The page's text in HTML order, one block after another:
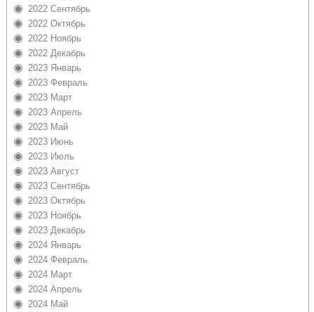
2022 Сентябрь
2022 Октябрь
2022 Ноябрь
2022 Декабрь
2023 Январь
2023 Февраль
2023 Март
2023 Апрель
2023 Май
2023 Июнь
2023 Июль
2023 Август
2023 Сентябрь
2023 Октябрь
2023 Ноябрь
2023 Декабрь
2024 Январь
2024 Февраль
2024 Март
2024 Апрель
2024 Май